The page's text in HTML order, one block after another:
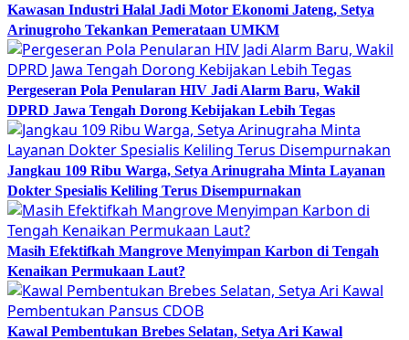
Kawasan Industri Halal Jadi Motor Ekonomi Jateng, Setya
Arinugroho Tekankan Pemerataan UMKM
Pergeseran Pola Penularan HIV Jadi Alarm Baru, Wakil
DPRD Jawa Tengah Dorong Kebijakan Lebih Tegas
Jangkau 109 Ribu Warga, Setya Arinugraha Minta Layanan
Dokter Spesialis Keliling Terus Disempurnakan
Masih Efektifkah Mangrove Menyimpan Karbon di Tengah
Kenaikan Permukaan Laut?
Kawal Pembentukan Brebes Selatan, Setya Ari Kawal